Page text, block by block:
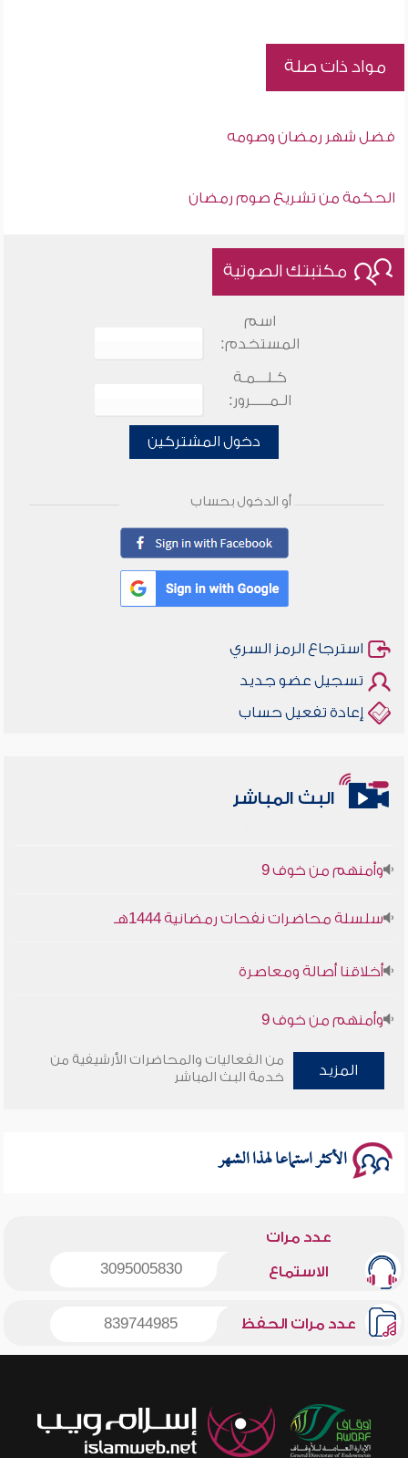
مواد ذات صلة
فضل شهر رمضان وصومه
الحكمة من تشريع صوم رمضان
مكتبتك الصوتية
اسم
المستخدم:
كـلـــمـة
الـمـــــرور:
دخول المشتركين
أو الدخول بحساب
استرجاع الرمز السري
تسجيل عضو جديد
إعادة تفعيل حساب
البث المباشر
أخلاقنا أصالة ومعاصرة
سلسلة محاضرات نفحات رمضانية 1444هـ
المزيد
من الفعاليات والمحاضرات الأرشيفية من
خدمة البث المباشر
الأكثر استماعا لهذا الشهر
عدد مرات
الاستماع 3095005830
عدد مرات الحفظ 839744985